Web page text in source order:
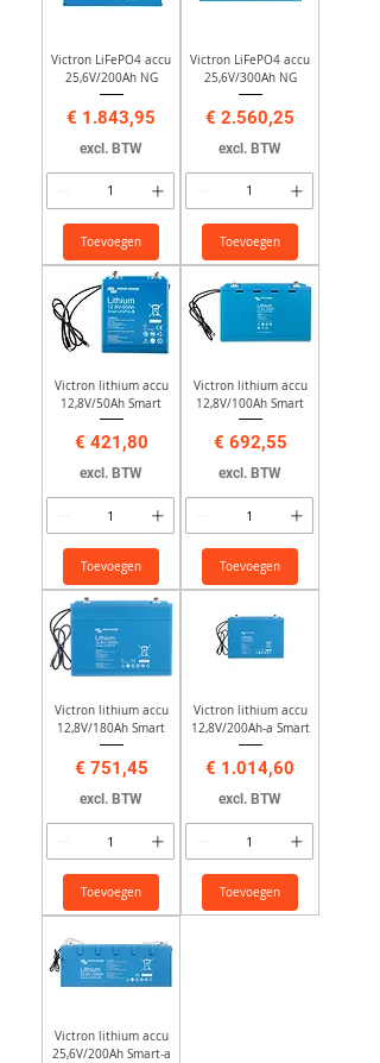
Victron LiFePO4 accu
25,6V/200Ah NG
Prijs
€ 1.843,95
excl. BTW
Toevoegen
Victron LiFePO4 accu
25,6V/300Ah NG
Prijs
€ 2.560,25
excl. BTW
Toevoegen
Victron lithium accu
12,8V/50Ah Smart
Prijs
€ 421,80
excl. BTW
Toevoegen
Victron lithium accu
12,8V/100Ah Smart
Prijs
€ 692,55
excl. BTW
Toevoegen
Victron lithium accu
12,8V/180Ah Smart
Prijs
€ 751,45
excl. BTW
Toevoegen
Victron lithium accu
12,8V/200Ah-a Smart
Prijs
€ 1.014,60
excl. BTW
Toevoegen
Victron lithium accu
25,6V/200Ah Smart-a